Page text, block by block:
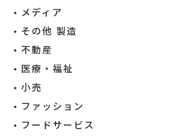
メディア
その他 製造
不動産
医療・福祉
小売
ファッション
フードサービス